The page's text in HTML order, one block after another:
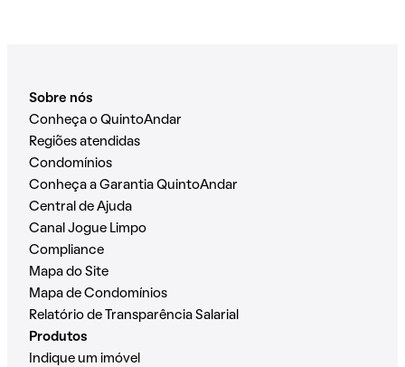
Sobre nós
Conheça o QuintoAndar
Regiões atendidas
Condomínios
Conheça a Garantia QuintoAndar
Central de Ajuda
Canal Jogue Limpo
Compliance
Mapa do Site
Mapa de Condomínios
Relatório de Transparência Salarial
Produtos
Indique um imóvel